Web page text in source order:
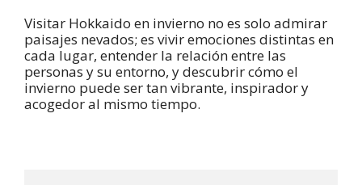
Visitar Hokkaido en invierno no es solo admirar
paisajes nevados; es vivir emociones distintas en
cada lugar, entender la relación entre las
personas y su entorno, y descubrir cómo el
invierno puede ser tan vibrante, inspirador y
acogedor al mismo tiempo.